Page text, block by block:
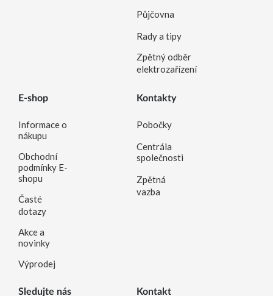
Půjčovna
Rady a tipy
Zpětný odběr
elektrozařízení
E-shop
Informace o
nákupu
Obchodní
podmínky E-
shopu
Časté
dotazy
Akce a
novinky
Výprodej
Kontakty
Pobočky
Centrála
společnosti
Zpětná
vazba
Sledujte nás Kontakt